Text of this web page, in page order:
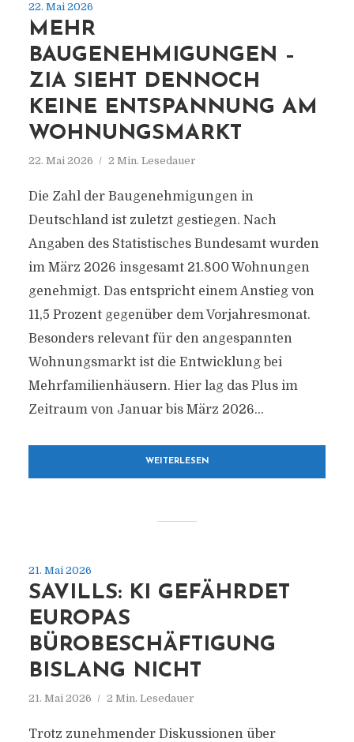
22. Mai 2026
MEHR
BAUGENEHMIGUNGEN –
ZIA SIEHT DENNOCH
KEINE ENTSPANNUNG AM
WOHNUNGSMARKT
22. Mai 2026 2 Min. Lesedauer
Die Zahl der Baugenehmigungen in
Deutschland ist zuletzt gestiegen. Nach
Angaben des Statistisches Bundesamt wurden
im März 2026 insgesamt 21.800 Wohnungen
genehmigt. Das entspricht einem Anstieg von
11,5 Prozent gegenüber dem Vorjahresmonat.
Besonders relevant für den angespannten
Wohnungsmarkt ist die Entwicklung bei
Mehrfamilienhäusern. Hier lag das Plus im
Zeitraum von Januar bis März 2026...
WEITERLESEN
21. Mai 2026
SAVILLS: KI GEFÄHRDET
EUROPAS
BÜROBESCHÄFTIGUNG
BISLANG NICHT
21. Mai 2026 2 Min. Lesedauer
Trotz zunehmender Diskussionen über